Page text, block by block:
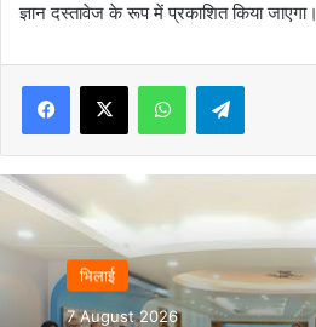
ज्ञान दस्तावेज के रूप में प्रकाशित किया जाएगा।
Facebook
X WhatsAppTelegram
भिलाई
7 August 2026